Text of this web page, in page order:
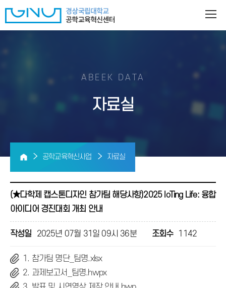
ABEEK DATA
자료실
공학교육혁신사업 자료실
(★다학제 캡스톤디자인 참가팀 해당사항)2025 IoTing Life: 융합
아이디어 경진대회 개최 안내
작성일 2025년 07월 31일 09시 36분 조회수 1142
1. 참가팀 명단_팀명.xlsx
2. 과제보고서_팀명.hwpx